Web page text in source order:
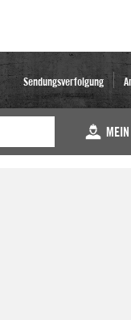
Sendungsverfolgung
MEIN